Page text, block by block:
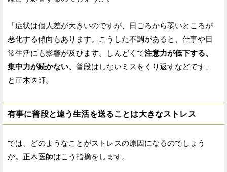
「症状は個人差が大きいのですが、日ごろから弱いところが
悪化する傾向もあります。こうした不調があると、仕事や日
常生活にも影響が及びます。しんどくて注意力が低下する、
集中力が続かない、 普段はしないミスをくり返すなどです」
と正木医師。
有事に普段と違う生活を送ることは大きなストレス
では、どのようなことがストレスの原因になるのでしょう
か。正木医師はこう指摘をします。